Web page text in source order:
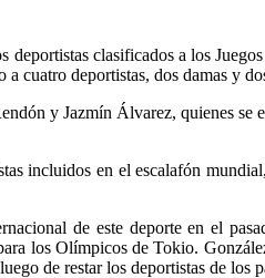
clasificados a los
cuatro deportistas, dos damas y
y Jazmín Álvarez, quienes
incluidos en el escalafón
de este deporte en el
los Olímpicos de Tokio.
de restar los deportistas de